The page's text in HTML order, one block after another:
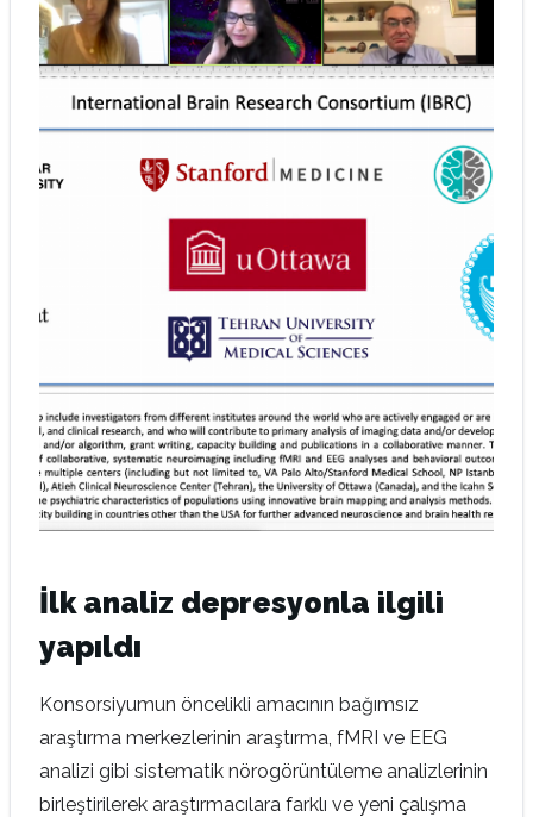
İlk analiz depresyonla ilgili
yapıldı
Konsorsiyumun öncelikli amacının bağımsız
araştırma merkezlerinin araştırma, fMRI ve EEG
analizi gibi sistematik nörogörüntüleme analizlerinin
birleştirilerek araştırmacılara farklı ve yeni çalışma